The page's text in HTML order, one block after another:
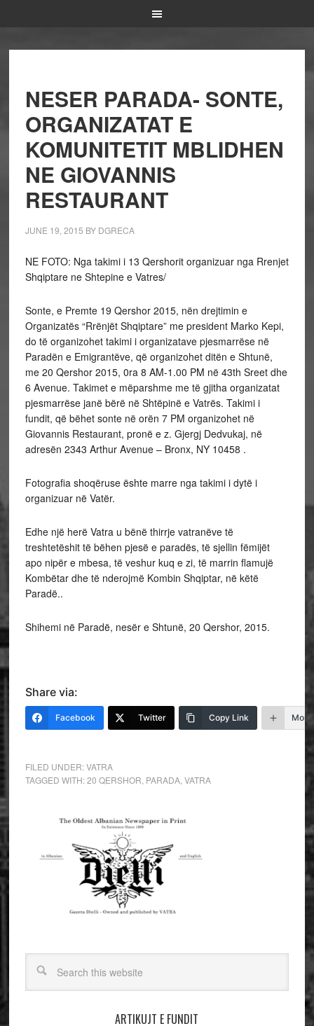
NESER PARADA- SONTE,
ORGANIZATAT E
KOMUNITETIT MBLIDHEN
NE GIOVANNIS
RESTAURANT
JUNE 19, 2015 BY DGRECA
NE FOTO: Nga takimi i 13 Qershorit organizuar nga Rrenjet
Shqiptare ne Shtepine e Vatres/
Sonte, e Premte 19 Qershor 2015, nën drejtimin e
Organizatës “Rrënjët Shqiptare” me president Marko Kepi,
do të organizohet takimi i organizatave pjesmarrëse në
Paradën e Emigrantëve, që organizohet ditën e Shtunë,
me 20 Qershor 2015, 0ra 8 AM-1.00 PM në 43th Sreet dhe
6 Avenue. Takimet e mëparshme me të gjitha organizatat
pjesmarrëse janë bërë në Shtëpinë e Vatrës. Takimi i
fundit, që bëhet sonte në orën 7 PM organizohet në
Giovannis Restaurant, pronë e z. Gjergj Dedvukaj, në
adresën 2343 Arthur Avenue – Bronx, NY 10458 .
Fotografia shoqëruse ështe marre nga takimi i dytë i
organizuar në Vatër.
Edhe një herë Vatra u bënë thirrje vatranëve të
treshtetëshit të bëhen pjesë e paradës, të sjellin fëmijët
apo nipër e mbesa, të veshur kuq e zi, të marrin flamujë
Kombëtar dhe të nderojmë Kombin Shqiptar, në këtë
Paradë..
Shihemi në Paradë, nesër e Shtunë, 20 Qershor, 2015.
Share via:
Facebook Twitter Copy Link More
FILED UNDER:VATRA
TAGGED WITH:20 QERSHOR PARADA, VATRA
ARTIKUJT E FUNDIT